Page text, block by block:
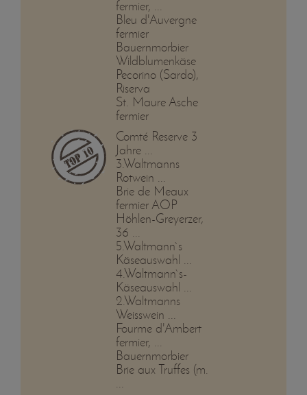
fermier, ...
Bleu d'Auvergne
fermier
Bauernmorbier
Wildblumenkäse
Pecorino (Sardo),
Riserva
St. Maure Asche
fermier
Comté Reserve 3
Jahre ...
3.Waltmanns
Rotwein ...
Brie de Meaux
fermier AOP
Höhlen-Greyerzer,
36 ...
5.Waltmann`s
Käseauswahl ...
4.Waltmann`s-
Käseauswahl ...
2.Waltmanns
Weisswein ...
Fourme d'Ambert
fermier, ...
Bauernmorbier
Brie aux Truffes (m.
...